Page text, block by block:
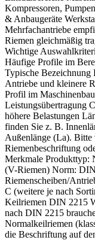
Kompressoren,
& Anbaugeräte
Mehrfachantriebe
Riemen gleichmäßig
Wichtige
Häufige Profile im
Typische
Antriebe und kleinere
Profil im
Leistungsübertragung
höhere Belastungen
finden Sie z. B.
Außenlänge (La). Bitte
Riemenbeschriftung
Merkmale Produkttyp:
(V-Riemen) Norm:
Riemenscheiben/
C (weitere je nach
Keilriemen DIN 2215
nach DIN 2215
Normalkeilriemen
die Beschriftung auf